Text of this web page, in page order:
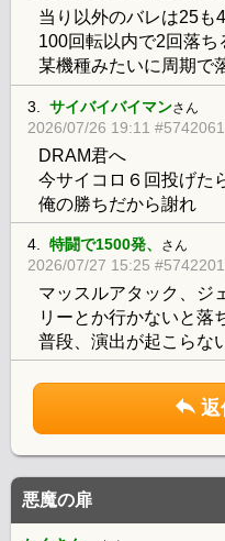
当り以外のバレは25も
100回転以内で2回落ち
某機種みたいに周期で
3. サイバイバイマンさん
2026/07/26 19:11 #5742061
DRAM君へ
今サイコロ６回投げた
俺の勝ちだから謝れ
4. 特闘で1500発、 さん
2026/07/27 15:25 #5742201
マッスルアタック、ジ
リーとか行かないと落
普段、演出が起こらな
返
悪魔の扉